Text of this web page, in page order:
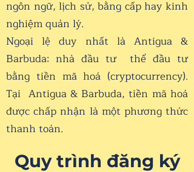
ngôn ngữ, lịch sử, bằng cấp hay kinh
nghiệm quản lý.
Ngoại lệ duy nhất là Antigua &
Barbuda: nhà đầu tư thể đầu tư
bằng tiền mã hoá (cryptocurrency).
Tại Antigua & Barbuda, tiền mã hoá
được chấp nhận là một phương thức
thanh toán.
Quy trình đăng ký